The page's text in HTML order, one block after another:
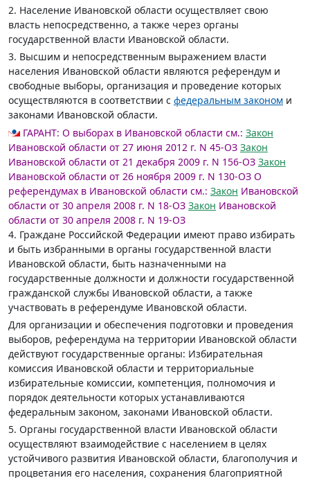
2. Население Ивановской области осуществляет свою
власть непосредственно, а также через органы
государственной власти Ивановской области.
3. Высшим и непосредственным выражением власти
населения Ивановской области являются референдум и
свободные выборы, организация и проведение которых
осуществляются в соответствии с федеральным законом и
законами Ивановской области.
ГАРАНТ: О выборах в Ивановской области см.: Закон
Ивановской области от 27 июня 2012 г. N 45-ОЗ Закон
Ивановской области от 21 декабря 2009 г. N 156-ОЗ Закон
Ивановской области от 26 ноября 2009 г. N 130-ОЗ О
референдумах в Ивановской области см.: Закон Ивановской
области от 30 апреля 2008 г. N 18-ОЗ Закон Ивановской
области от 30 апреля 2008 г. N 19-ОЗ
4. Граждане Российской Федерации имеют право избирать
и быть избранными в органы государственной власти
Ивановской области, быть назначенными на
государственные должности и должности государственной
гражданской службы Ивановской области, а также
участвовать в референдуме Ивановской области.
Для организации и обеспечения подготовки и проведения
выборов, референдума на территории Ивановской области
действуют государственные органы: Избирательная
комиссия Ивановской области и территориальные
избирательные комиссии, компетенция, полномочия и
порядок деятельности которых устанавливаются
федеральным законом, законами Ивановской области.
5. Органы государственной власти Ивановской области
осуществляют взаимодействие с населением в целях
устойчивого развития Ивановской области, благополучия и
процветания его населения, сохранения благоприятной